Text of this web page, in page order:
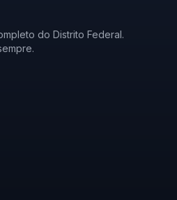
do Distrito Federal.